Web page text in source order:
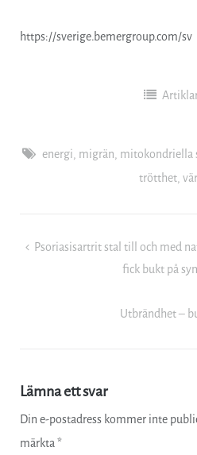
https://sverige.bemergroup.com/sv
energi, migrän, mitokondriella
trötthet,
Inläggsnavigering
Psoriasisartrit stal till och med
fick bukt på
Utbrändhet –
Lämna ett svar
Din e-postadress kommer inte
märkta*